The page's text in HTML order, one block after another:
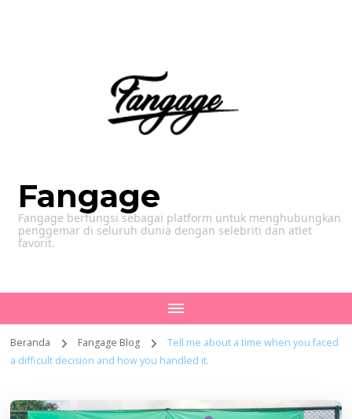
Fangage
Fangage berfungsi sebagai platform untuk menghubungkan
penggemar di seluruh dunia dengan selebriti dan atlet
favorit.
Beranda Fangage Blog
Tell me about a time when you faced
a difficult decision and how you handled it.